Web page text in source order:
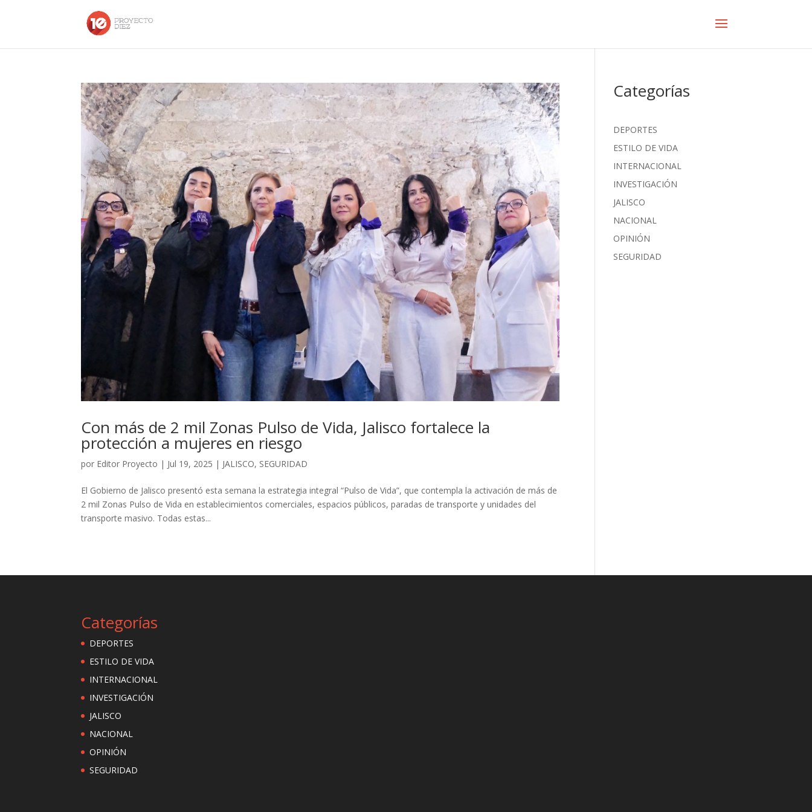
Con más de 2 mil Zonas Pulso de Vida, Jalisco fortalece la
protección a mujeres en riesgo
por Editor Proyecto | Jul 19, 2025 | JALISCO, SEGURIDAD
El Gobierno de Jalisco presentó esta semana la estrategia integral “Pulso de Vida”, que contempla la activación de más de
2 mil Zonas Pulso de Vida en establecimientos comerciales, espacios públicos, paradas de transporte y unidades del
transporte masivo. Todas estas...
Categorías
DEPORTES
ESTILO DE VIDA
INTERNACIONAL
INVESTIGACIÓN
JALISCO
NACIONAL
OPINIÓN
SEGURIDAD
Categorías
DEPORTES
ESTILO DE VIDA
INTERNACIONAL
INVESTIGACIÓN
JALISCO
NACIONAL
OPINIÓN
SEGURIDAD